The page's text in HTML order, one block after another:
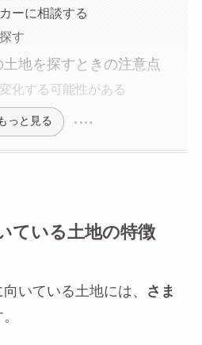
ーに相談する
す
地を探すときの注意点
化する可能性がある
っと見る
ている土地の特徴
いている土地には、
さま